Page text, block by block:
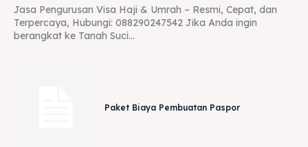
Jasa Pengurusan Visa Haji & Umrah – Resmi, Cepat, dan
Terpercaya, Hubungi: 088290247542 Jika Anda ingin
berangkat ke Tanah Suci...
Paket Biaya Pembuatan Paspor